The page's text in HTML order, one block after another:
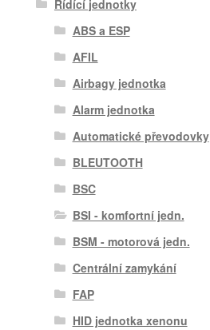
Řídící jednotky
ABS a ESP
AFIL
Airbagy jednotka
Alarm jednotka
Automatické převodovky
BLEUTOOTH
BSC
BSI - komfortní jedn.
BSM - motorová jedn.
Centrální zamykání
FAP
HID jednotka xenonu